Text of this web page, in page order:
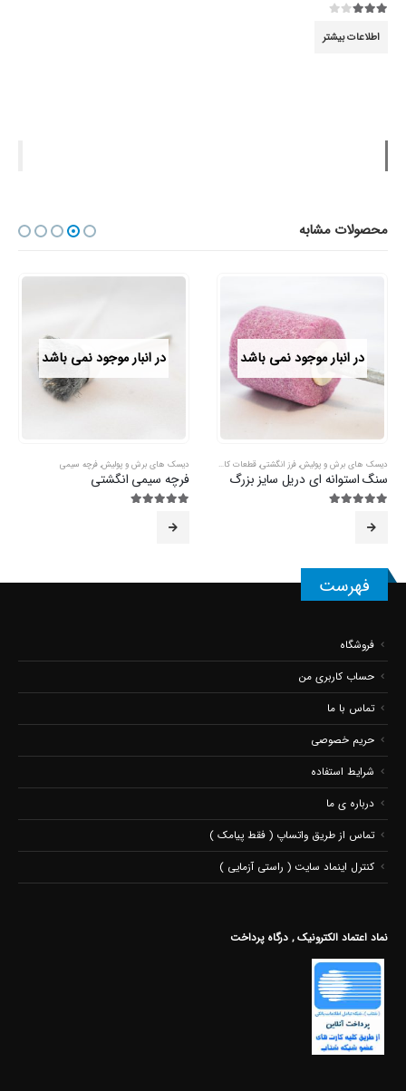
اطلاعات بیشتر
محصولات مشابه
در انبار موجود نمی باشد
دیسک های برش و پولیش, فرز انگشتی, قطعات کاردستی
سنگ استوانه ای دریل سایز بزرگ
در انبار موجود نمی باشد
دیسک های برش و پولیش, فرچه سیمی
فرچه سیمی انگشتی
فهرست
فروشگاه
حساب کاربری من
تماس با ما
حریم خصوصی
شرایط استفاده
درباره ی ما
تماس از طریق واتساپ ( فقط پیامک )
کنترل اینماد سایت ( راستی آزمایی )
نماد اعتماد الکترونیک , درگاه پرداخت